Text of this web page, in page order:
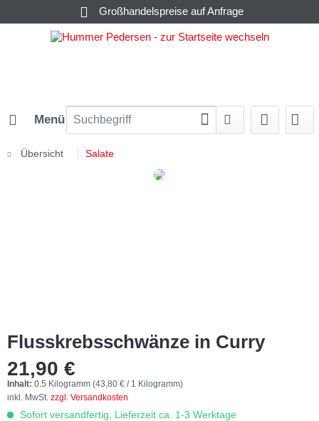
Großhandelspreise auf Anfrage
Menü
Übersicht Salate
Flusskrebsschwänze in Curry
21,90 €
Inhalt: 0.5 Kilogramm (43,80 € / 1 Kilogramm)
inkl. MwSt. zzgl. Versandkosten
Sofort versandfertig, Lieferzeit ca. 1-3 Werktage